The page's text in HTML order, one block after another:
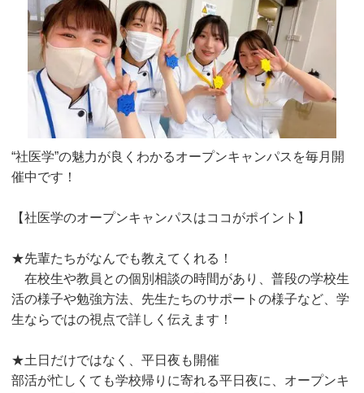
“社医学”の魅力が良くわかるオープンキャンパスを毎月開
催中です！
【社医学のオープンキャンパスはココがポイント】
★先輩たちがなんでも教えてくれる！
在校生や教員との個別相談の時間があり、普段の学校生
活の様子や勉強方法、先生たちのサポートの様子など、学
生ならではの視点で詳しく伝えます！
★土日だけではなく、平日夜も開催
部活が忙しくても学校帰りに寄れる平日夜に、オープンキ